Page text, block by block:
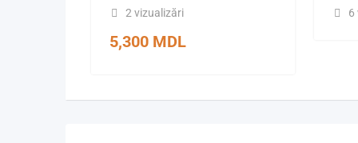
2 vizualizări
5,300 MDL
6